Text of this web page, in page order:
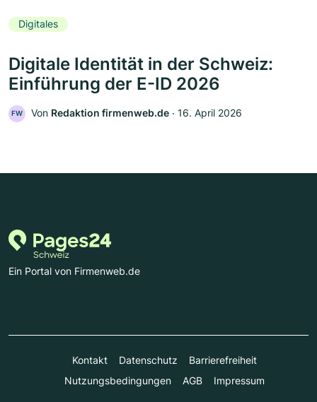
Digitales
Digitale Identität in der Schweiz:
Einführung der E-ID 2026
FW Von Redaktion firmenweb.de ‧ 16. April 2026
Ein Portal von Firmenweb.de
Kontakt Datenschutz
Barrierefreiheit
Nutzungsbedingungen
AGB Impressum